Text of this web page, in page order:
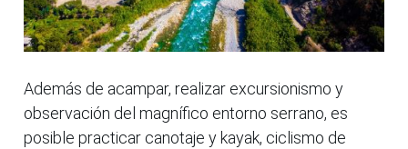
Además de acampar, realizar excursionismo y
observación del magnífico entorno serrano, es
posible practicar canotaje y kayak, ciclismo de